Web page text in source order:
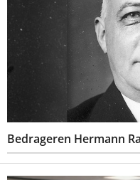
Bedrageren Hermann